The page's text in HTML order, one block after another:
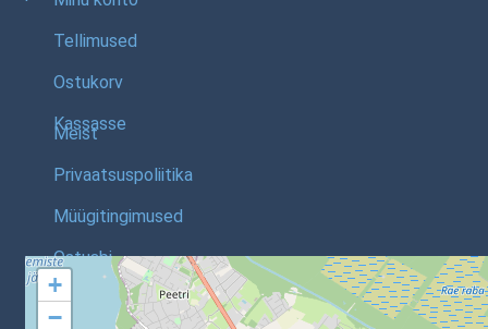
Tellimused
Ostukorv
Kassasse
Meist
Privaatsuspoliitika
Müügitingimused
Ostuabi
+
−